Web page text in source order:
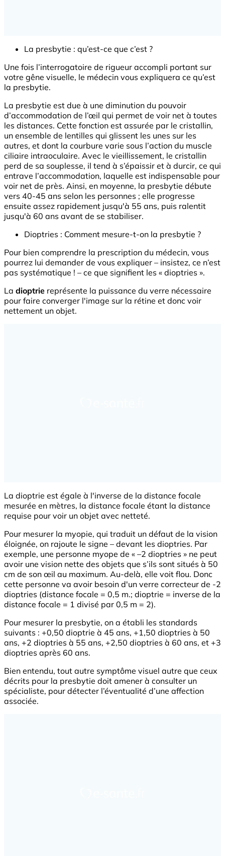
La presbytie : qu’est-ce que c’est ?
Une fois l’interrogatoire de rigueur accompli portant sur
votre gêne visuelle, le médecin vous expliquera ce qu’est
la presbytie.
La presbytie est due à une diminution du pouvoir
d’accommodation de l’œil qui permet de voir net à toutes
les distances. Cette fonction est assurée par le cristallin,
un ensemble de lentilles qui glissent les unes sur les
autres, et dont la courbure varie sous l’action du muscle
ciliaire intraoculaire. Avec le vieillissement, le cristallin
perd de sa souplesse, il tend à s’épaissir et à durcir, ce qui
entrave l’accommodation, laquelle est indispensable pour
voir net de près. Ainsi, en moyenne, la presbytie débute
vers 40-45 ans selon les personnes ; elle progresse
ensuite assez rapidement jusqu'à 55 ans, puis ralentit
jusqu'à 60 ans avant de se stabiliser.
Dioptries : Comment mesure-t-on la presbytie ?
Pour bien comprendre la prescription du médecin, vous
pourrez lui demander de vous expliquer – insistez, ce n’est
pas systématique ! – ce que signifient les « dioptries ».
La dioptrie représente la puissance du verre nécessaire
pour faire converger l'image sur la rétine et donc voir
nettement un objet.
La dioptrie est égale à l'inverse de la distance focale
mesurée en mètres, la distance focale étant la distance
requise pour voir un objet avec netteté.
Pour mesurer la myopie, qui traduit un défaut de la vision
éloignée, on rajoute le signe – devant les dioptries. Par
exemple, une personne myope de « –2 dioptries » ne peut
avoir une vision nette des objets que s’ils sont situés à 50
cm de son œil au maximum. Au-delà, elle voit flou. Donc
cette personne va avoir besoin d'un verre correcteur de -2
dioptries (distance focale = 0,5 m.; dioptrie = inverse de la
distance focale = 1 divisé par 0,5 m = 2).
Pour mesurer la presbytie, on a établi les standards
suivants : +0,50 dioptrie à 45 ans, +1,50 dioptries à 50
ans, +2 dioptries à 55 ans, +2,50 dioptries à 60 ans, et +3
dioptries après 60 ans.
Bien entendu, tout autre symptôme visuel autre que ceux
décrits pour la presbytie doit amener à consulter un
spécialiste, pour détecter l’éventualité d’une affection
associée.